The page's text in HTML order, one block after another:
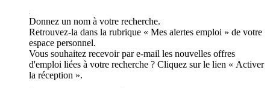
Donnez un nom à votre recherche.
Retrouvez-la dans la rubrique « Mes alertes emploi » de votre
espace personnel.
Vous souhaitez recevoir par e-mail les nouvelles offres
d'emploi liées à votre recherche ? Cliquez sur le lien « Activer
la réception ».